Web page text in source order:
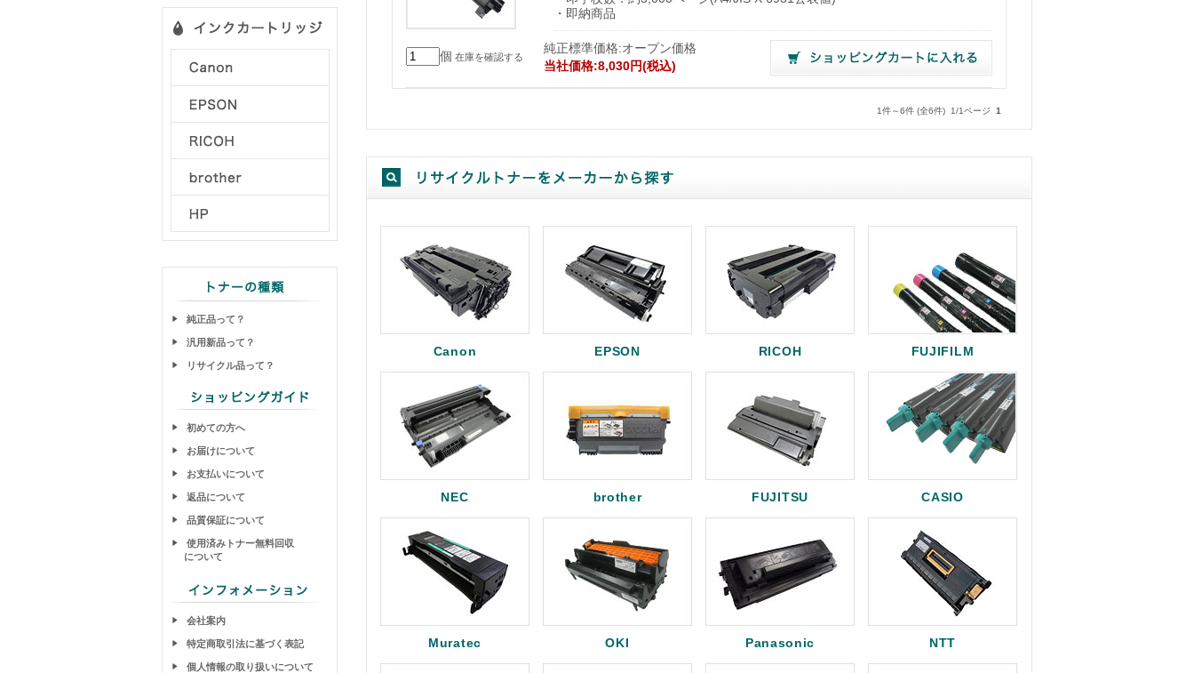
純正品って？
汎用新品って？
リサイクル品って？
初めての方へ
お届けについて
お支払いについて
返品について
品質保証について
使用済みトナー無料回収
について
会社案内
特定商取引法に基づく表記
個人情報の取り扱いについて
・即納商品
個 在庫を確認する
純正標準価格:オープン価格
当社価格:8,030円(税込)
1件～6件 (全6件) 1/1ページ 1
Canon EPSON RICOH FUJIFILM
NEC brother FUJITSU CASIO
Muratec OKI Panasonic NTT